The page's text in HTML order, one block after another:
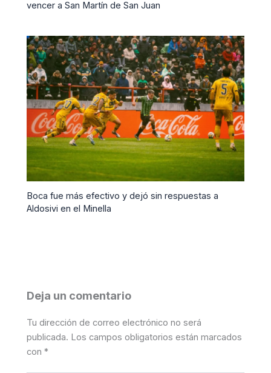
vencer a San Martín de San Juan
Boca fue más efectivo y dejó sin respuestas a
Aldosivi en el Minella
Deja un comentario
Tu dirección de correo electrónico no será
publicada. Los campos obligatorios están marcados
con*